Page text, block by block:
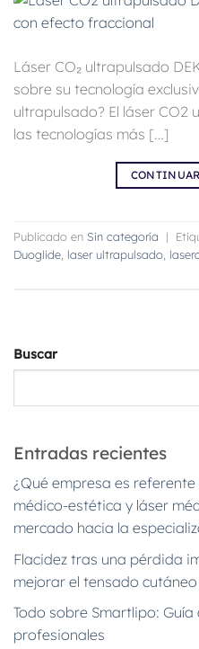
Láser CO₂ ultrapulsado
sobre su tecnología
ultrapulsado? El láser CO2
las tecnologías más […]
Publicado en Sin categoría |
Duoglide laser ultrapulsado
Buscar
Entradas recientes
¿Qué empresa es
médico-estética y láser
mercado hacia la
Flacidez tras una pérdida
mejorar el tensado
Todo sobre Smartlipo:
profesionales